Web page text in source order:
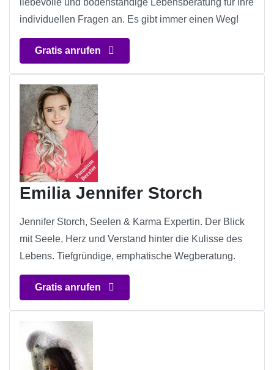
liebevolle und bodenständige Lebensberatung für ihre
individuellen Fragen an. Es gibt immer einen Weg!
Gratis anrufen
Emilia Jennifer Storch
Jennifer Storch, Seelen & Karma Expertin. Der Blick
mit Seele, Herz und Verstand hinter die Kulisse des
Lebens. Tiefgründige, emphatische Wegberatung.
Gratis anrufen